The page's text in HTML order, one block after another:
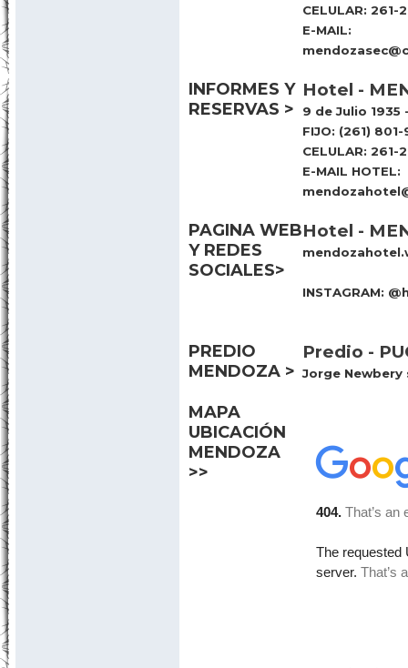
CELULAR:
E-MAIL:
INFORMES Y
RESERVAS >
Hotel -
9 de Julio 1935
FIJO: (261) 801-
CELULAR:
E-MAIL HOTEL:
PAGINA WEB
Y REDES
SOCIALES>
Hotel -
INSTAGRAM:
PREDIO
MENDOZA >
Predio -
Jorge Newbery
MAPA
UBICACIÓN
MENDOZA
>>